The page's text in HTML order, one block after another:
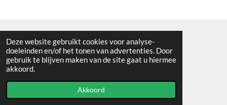
Deze website gebruikt cookies voor analyse-
doeleinden en/of het tonen van advertenties. Door
gebruik te blijven maken van de site gaat u hiermee
akkoord.
Akkoord
Algemene voorwaarden
© 2021 - RC en mineralenshop Het vlinderpad